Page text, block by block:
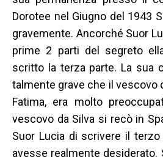
Dorotee nel Giugno del 1943
gravemente. Ancorché Suor
prime 2 parti del segreto
scritto la terza parte. La sua
talmente grave che il vescovo
Fatima, era molto
vescovo da Silva si recò in
Suor Lucia di scrivere il
avesse realmente desiderato.